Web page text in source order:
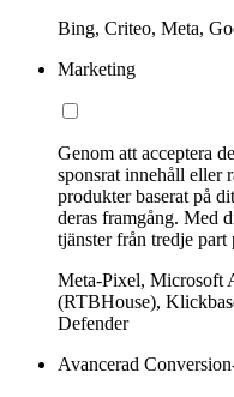
Bing, Criteo, Meta,
Marketing
Genom att acceptera
sponsrat innehåll eller
produkter baserat på
deras framgång. Med
tjänster från tredje part
Meta-Pixel, Microsoft
(RTBHouse),
Defender
Avancerad